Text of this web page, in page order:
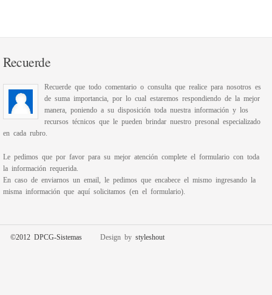
Recuerde
Recuerde que todo comentario o consulta que realice para nosotros es
de suma importancia, por lo cual estaremos respondiendo de la mejor
manera, poniendo a su disposición toda nuestra información y los
recursos técnicos que le pueden brindar nuestro presonal especializado
en cada rubro.
Le pedimos que por favor para su mejor atención complete el formulario con toda
la información requerida.
En caso de enviarnos un email, le pedimos que encabece el mismo ingresando la
misma información que aquí solicitamos (en el formulario).
©2012 DPCG-Sistemas Design by styleshout